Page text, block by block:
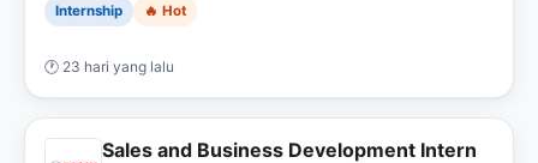
Internship 🔥 Hot
🕐 23 hari yang lalu
Sales and Business Development Intern